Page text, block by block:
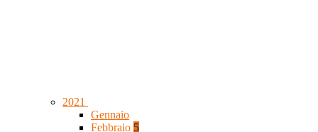
2021
Gennaio
Febbraio 5